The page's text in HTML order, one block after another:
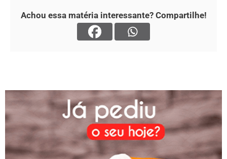
Achou essa matéria interessante? Compartilhe!